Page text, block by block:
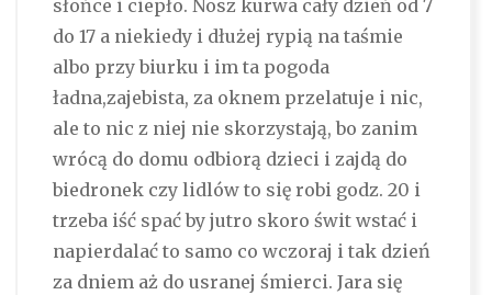
słońce i ciepło. Nosz kurwa cały dzień od 7
do 17 a niekiedy i dłużej rypią na taśmie
albo przy biurku i im ta pogoda
ładna,zajebista, za oknem przelatuje i nic,
ale to nic z niej nie skorzystają, bo zanim
wrócą do domu odbiorą dzieci i zajdą do
biedronek czy lidlów to się robi godz. 20 i
trzeba iść spać by jutro skoro świt wstać i
napierdalać to samo co wczoraj i tak dzień
za dniem aż do usranej śmierci. Jara się